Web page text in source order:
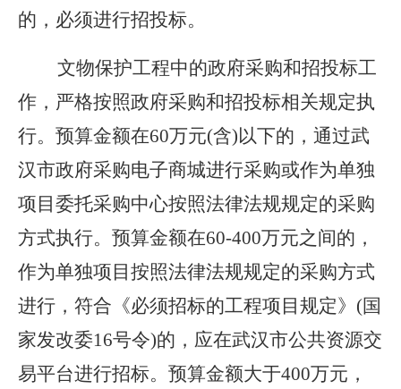
的，必须进行招投标。
文物保护工程中的政府采购和招投标工
作，严格按照政府采购和招投标相关规定执
行。预算金额在60万元(含)以下的，通过武
汉市政府采购电子商城进行采购或作为单独
项目委托采购中心按照法律法规规定的采购
方式执行。预算金额在60-400万元之间的，
作为单独项目按照法律法规规定的采购方式
进行，符合《必须招标的工程项目规定》(国
家发改委16号令)的，应在武汉市公共资源交
易平台进行招标。预算金额大于400万元，